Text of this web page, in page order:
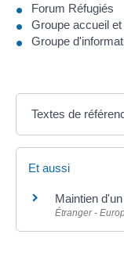
Forum Réfugiés
Groupe accueil
Groupe
Textes de
Et aussi
Maintien
Étranger -